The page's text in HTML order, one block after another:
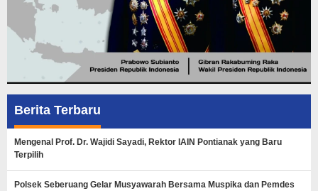
Berita Terbaru
Mengenal Prof. Dr. Wajidi Sayadi, Rektor IAIN Pontianak yang Baru
Terpilih
Polsek Seberuang Gelar Musyawarah Bersama Muspika dan Pemdes